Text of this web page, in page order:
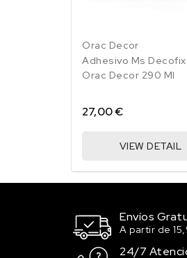
Orac Decor
Adhesivo Ms Decofix
Orac Decor 290 Ml
27,00 €
VIEW DETAIL
Envíos
A partir de
24/7